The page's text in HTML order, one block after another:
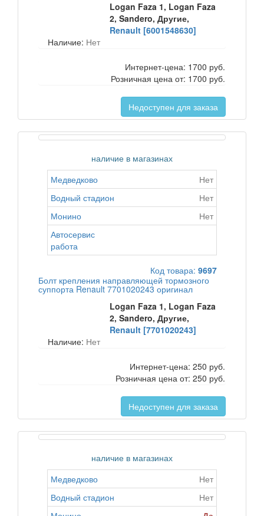
Logan Faza 1, Logan Faza
2, Sandero, Другие,
Renault [6001548630]
Наличие: Нет
Интернет-цена: 1700 руб.
Розничная цена от: 1700 руб.
Недоступен для заказа
наличие в магазинах
Медведково
Нет
Водный стадион
Нет
Монино
Нет
Автосервис
работа
Код товара: 9697
Болт крепления направляющей тормозного
суппорта Renault 7701020243 оригинал
Logan Faza 1, Logan Faza
2, Sandero, Другие,
Renault [7701020243]
Наличие: Нет
Интернет-цена: 250 руб.
Розничная цена от: 250 руб.
Недоступен для заказа
наличие в магазинах
Медведково
Нет
Водный стадион
Нет